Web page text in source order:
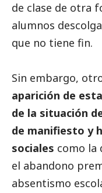
de clase de otra
alumnos
que no tiene fin.
Sin embargo,
aparición de
de la situación
de manifiesto y
sociales como la
el abandono
absentismo